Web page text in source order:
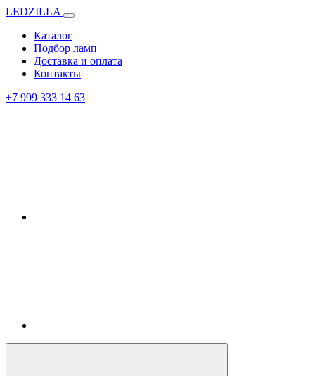
LEDZILLA
Каталог
Подбор ламп
Доставка и оплата
Контакты
+7 999 333 14 63